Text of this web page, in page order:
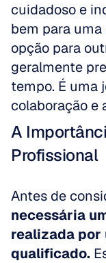
cuidadoso e
bem para
opção para
geralmente
tempo. É uma
colaboração e
A
Profissional
Antes de
necessária
realizada por
qualificado.